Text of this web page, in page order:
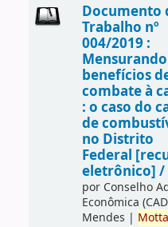
Documento
Trabalho nº
004/2019 :
benefícios
combate à
: o caso do
de
no Distrito
Federal
eletrônico] /
por Conselho
Econômica
Mendes |